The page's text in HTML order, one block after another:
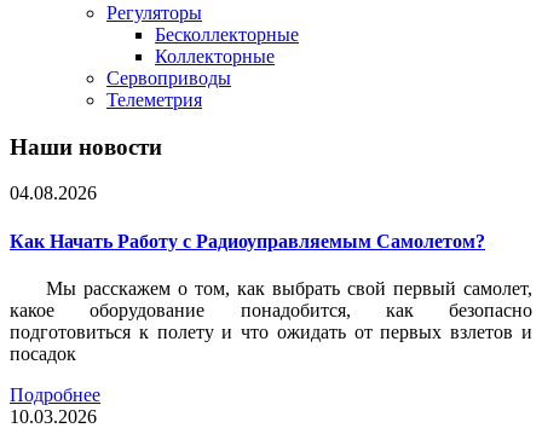
Регуляторы
Бесколлекторные
Коллекторные
Сервоприводы
Телеметрия
Наши новости
04.08.2026
Как Начать Работу с Радиоуправляемым Самолетом?
Мы расскажем о том, как выбрать свой первый самолет,
какое оборудование понадобится, как безопасно
подготовиться к полету и что ожидать от первых взлетов и
посадок
Подробнее
10.03.2026